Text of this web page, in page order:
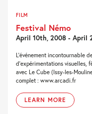
FILM
Festival Némo
April 10th, 2008 - April
L'événement incontournable
d'expérimentations visuelles,
avec Le Cube (Issy-les-
complet : www.arcadi.fr
LEARN MORE